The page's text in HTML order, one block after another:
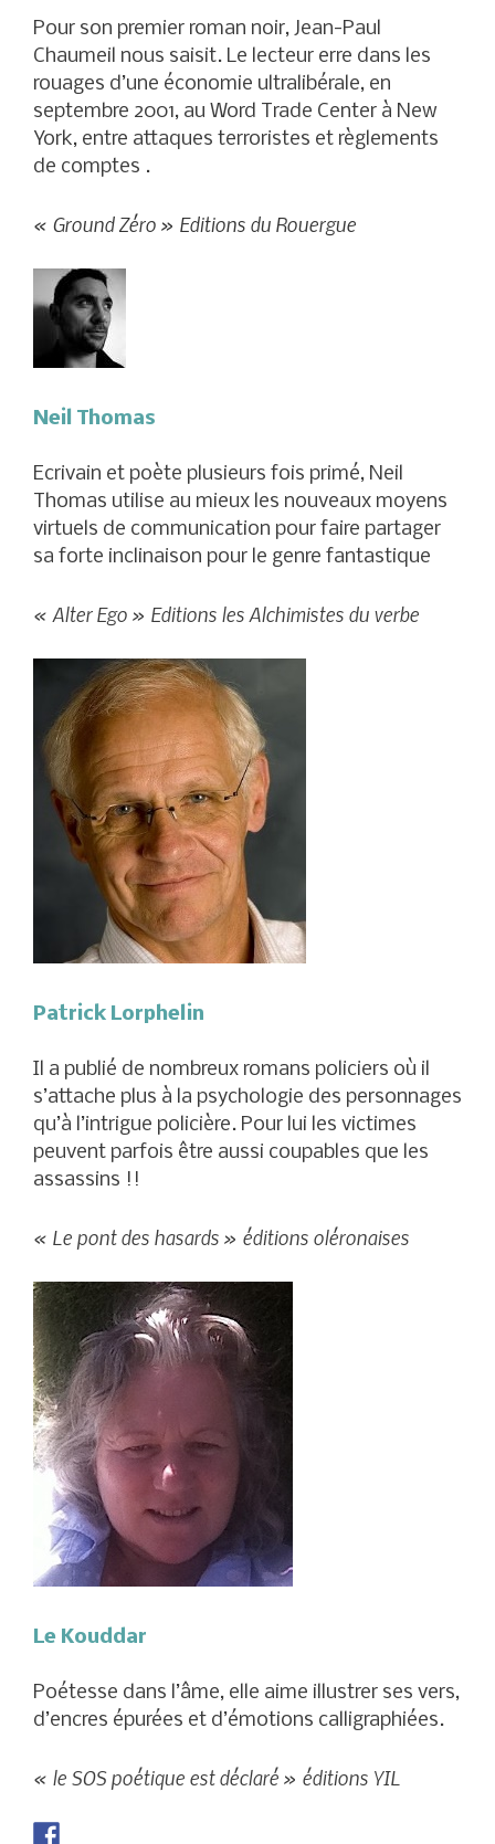
Pour son premier roman noir, Jean-Paul
Chaumeil nous saisit. Le lecteur erre dans les
rouages d’une économie ultralibérale, en
septembre 2001, au Word Trade Center à New
York, entre attaques terroristes et règlements
de comptes .
« Ground Zéro » Editions du Rouergue
Neil Thomas
Ecrivain et poète plusieurs fois primé, Neil
Thomas utilise au mieux les nouveaux moyens
virtuels de communication pour faire partager
sa forte inclinaison pour le genre fantastique
« Alter Ego » Editions les Alchimistes du verbe
Patrick Lorphelin
Il a publié de nombreux romans policiers où il
s’attache plus à la psychologie des personnages
qu’à l’intrigue policière. Pour lui les victimes
peuvent parfois être aussi coupables que les
assassins !!
« Le pont des hasards » éditions oléronaises
Le Kouddar
Poétesse dans l’âme, elle aime illustrer ses vers,
d’encres épurées et d’émotions calligraphiées.
« le SOS poétique est déclaré » éditions YIL